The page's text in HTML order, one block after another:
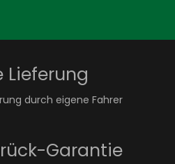
Lieferung
durch eigene Fahrer
Garantie